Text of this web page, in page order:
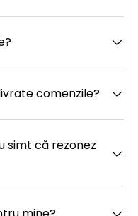
comenzile?
simt că rezonez